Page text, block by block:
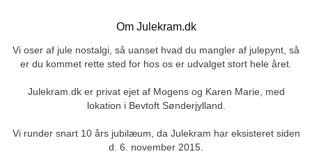
Om Julekram.dk
Vi oser af jule nostalgi, så uanset hvad du mangler af julepynt, så
er du kommet rette sted for hos os er udvalget stort hele året.
Julekram.dk er privat ejet af Mogens og Karen Marie, med
lokation i Bevtoft Sønderjylland.
Vi runder snart 10 års jubilæum, da Julekram har eksisteret siden
d. 6. november 2015.